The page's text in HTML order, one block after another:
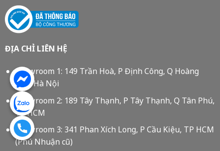
ĐỊA CHỈ LIÊN HỆ
Showroom 1: 149 Trần Hoà, P Định Công, Q Hoàng
Mai, Hà Nội
Showroom 2: 189 Tây Thạnh, P Tây Thạnh, Q Tân Phú,
Tp HCM
Showroom 3: 341 Phan Xích Long, P Cầu Kiệu, TP HCM
(Phú Nhuận cũ)